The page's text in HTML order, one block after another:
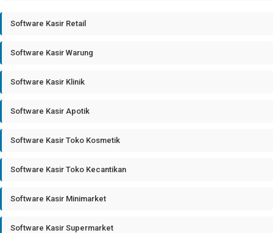
Software Kasir Retail
Software Kasir Warung
Software Kasir Klinik
Software Kasir Apotik
Software Kasir Toko Kosmetik
Software Kasir Toko Kecantikan
Software Kasir Minimarket
Software Kasir Supermarket